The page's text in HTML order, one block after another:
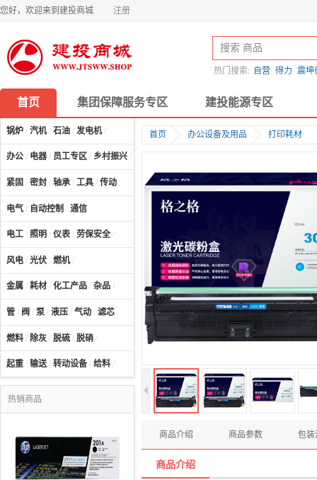
您好，欢迎来到建投商城 注册
热门搜索: 自营 得力 震坤
首页 集团保障服务专区 建投能源专区
锅炉 / 汽机/ 石油 / 发电机/
办公 / 电器 / 员工专区 / 乡村振兴 /
紧固 / 密封 / 轴承 / 工具 / 传动
电气 / 自动控制 / 通信
电工 / 照明 / 仪表 / 劳保安全 /
风电 / 光伏 / 燃机/
金属 / 耗材 / 化工产品 / 杂品 /
管 / 阀 / 泵 / 液压 / 气动 / 滤芯
燃料 / 除灰 / 脱硫 / 脱硝 /
起重 / 输送/ 转动设备 / 给料 /
热销商品
首页 办公设备及用品 打印耗材
商品介绍 商品参数 包装
商品介绍